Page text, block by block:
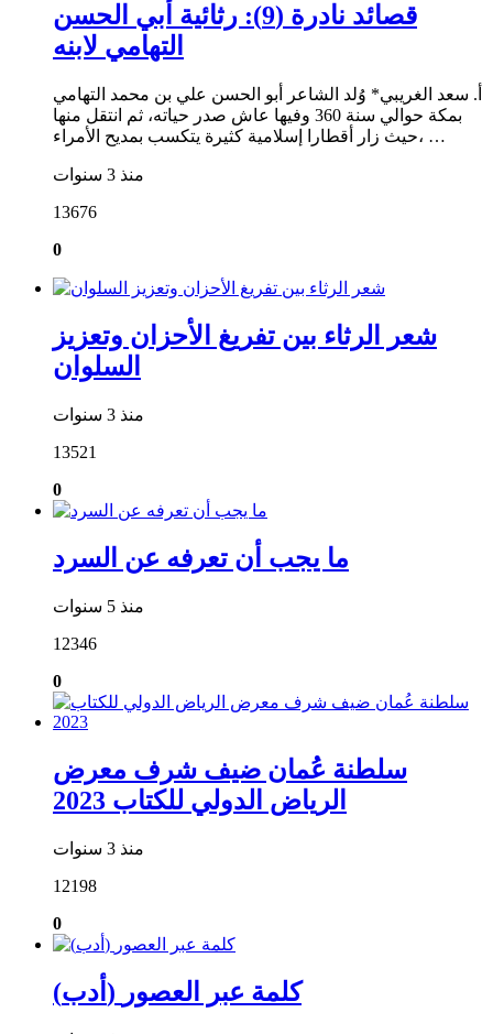
قصائد نادرة (9): رثائية أبي الحسن
التهامي لابنه
أ. سعد الغريبي* وُلد الشاعر أبو الحسن علي بن محمد التهامي
بمكة حوالي سنة 360 وفيها عاش صدر حياته، ثم انتقل منها
حيث زار أقطارا إسلامية كثيرة يتكسب بمديح الأمراء، …
منذ 3 سنوات
13676
0
شعر الرثاء بين تفريغ الأحزان وتعزيز
السلوان
منذ 3 سنوات
13521
0
ما يجب أن تعرفه عن السرد
منذ 5 سنوات
12346
0
سلطنة عُمان ضيف شرف معرض
الرياض الدولي للكتاب 2023
منذ 3 سنوات
12198
0
(أدب) كلمة عبر العصور